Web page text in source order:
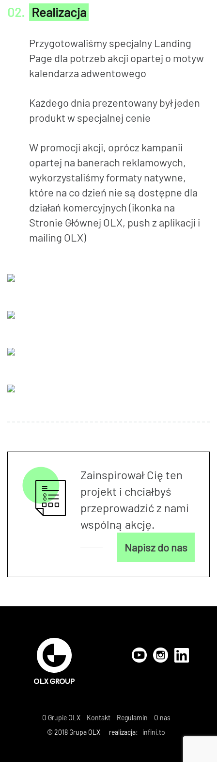
02. Realizacja
Przygotowaliśmy specjalny Landing
Page dla potrzeb akcji opartej o motyw
kalendarza adwentowego
Każdego dnia prezentowany był jeden
produkt w specjalnej cenie
W promocji akcji, oprócz kampanii
opartej na banerach reklamowych,
wykorzystaliśmy formaty natywne,
które na co dzień nie są dostępne dla
działań komercyjnych (ikonka na
Stronie Głównej OLX, push z aplikacji i
mailing OLX)
Zainspirował Cię ten
projekt i chciałbyś
przeprowadzić z nami
wspólną akcję.
Napisz do nas
O Grupie OLX Kontakt Regulamin
O nas
© 2018 Grupa OLX realizacja:
infini.to